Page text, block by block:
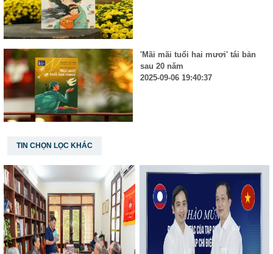
'Mãi mãi tuổi hai mươi' tái bản
sau 20 năm
2025-09-06 19:40:37
TIN CHỌN LỌC KHÁC